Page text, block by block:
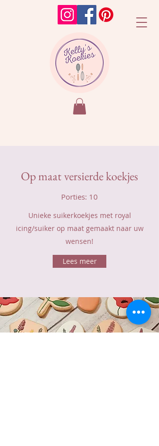
Op maat versierde koekjes
Porties: 10
Unieke suikerkoekjes met royal
icing/suiker op maat gemaakt naar uw
wensen!
Lees meer